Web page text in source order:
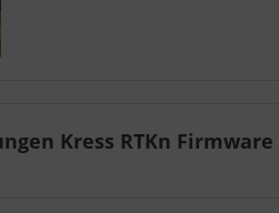
Kress RTKn Firmware